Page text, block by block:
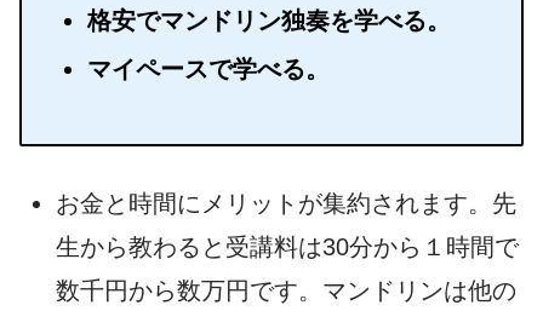
格安でマンドリン独奏を学べる。
マイペースで学べる。
お金と時間にメリットが集約されます。先
生から教わると受講料は30分から１時間で
数千円から数万円です。マンドリンは他の